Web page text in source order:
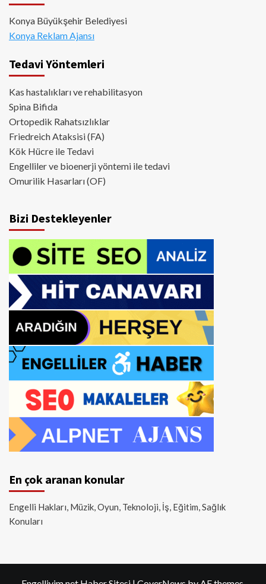
Konya Büyükşehir Belediyesi
Konya Reklam Ajansı
Tedavi Yöntemleri
Kas hastalıkları ve rehabilitasyon
Spina Bifida
Ortopedik Rahatsızlıklar
Friedreich Ataksisi (FA)
Kök Hücre ile Tedavi
Engelliler ve bioenerji yöntemi ile tedavi
Omurilik Hasarları (OF)
Bizi Destekleyenler
En çok aranan konular
Engelli Hakları, Müzik, Oyun, Teknoloji, İş, Eğitim, Sağlık
Konuları